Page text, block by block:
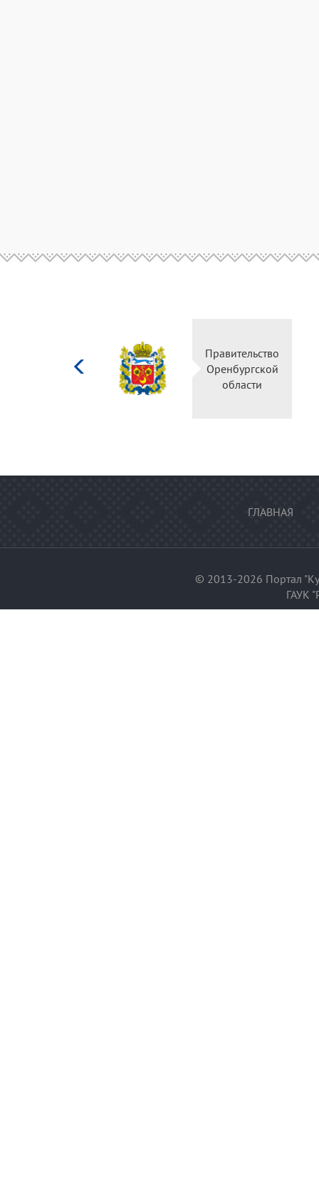
Правительство
Оренбургской
области
ГЛАВНАЯ
© 2013-2026 Портал
ГАУК